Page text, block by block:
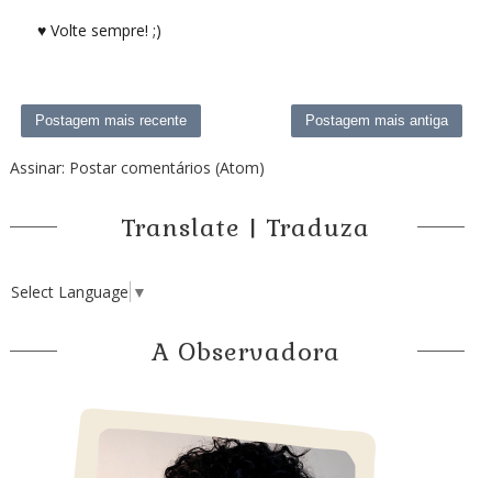
♥ Volte sempre! ;)
Postagem mais recente Postagem mais antiga
Assinar: Postar comentários (Atom)
Translate | Traduza
Select Language ▼
A Observadora